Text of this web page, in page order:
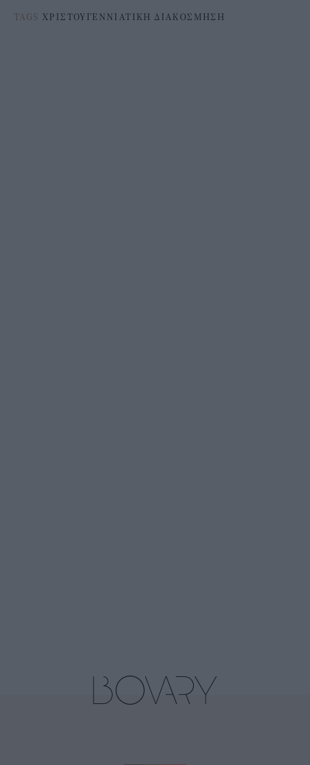
TAGS ΧΡΙΣΤΟΥΓΕΝΝΙΑΤΙΚΗ ΔΙΑΚΟΣΜΗΣΗ